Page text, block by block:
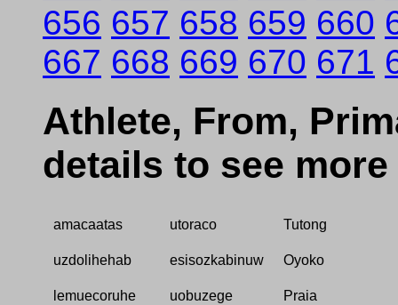
656 657 658 659 660
667 668 669 670 671
Athlete, From,
details to see more
amacaatas utoraco Tutong
uzdolihehab esisozkabinuw Oyoko
lemuecoruhe uobuzege Praia